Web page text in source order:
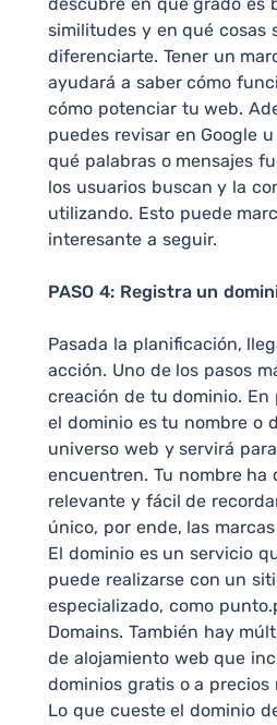
descubre en qué grado es
similitudes y en qué cosas
diferenciarte. Tener un
ayudará a saber cómo
cómo potenciar tu web.
puedes revisar en Google
qué palabras o mensajes
los usuarios buscan y la
utilizando. Esto puede
interesante a seguir.
PASO 4: Registra un
Pasada la planificación,
acción. Uno de los pasos
creación de tu dominio. En
el dominio es tu nombre o
universo web y servirá
encuentren. Tu nombre ha
relevante y fácil de
único, por ende, las
El dominio es un servicio
puede realizarse con un
especializado, como
Domains. También hay
de alojamiento web que
dominios gratis o a
Lo que cueste el dominio